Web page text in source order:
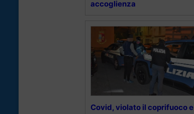
accoglienza
Covid, violato il coprifuoco e